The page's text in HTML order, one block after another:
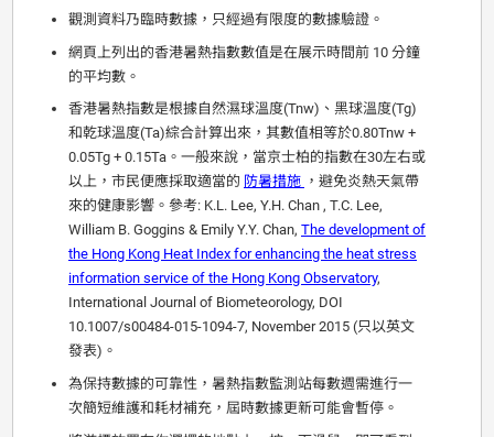
觀測資料乃臨時數據，只經過有限度的數據驗證。
網頁上列出的香港暑熱指數數值是在展示時間前 10 分鐘
的平均數。
香港暑熱指數是根據自然濕球溫度(Tnw)、黑球溫度(Tg)
和乾球溫度(Ta)綜合計算出來，其數值相等於0.80Tnw +
0.05Tg + 0.15Ta。一般來說，當京士柏的指數在30左右或
以上，市民便應採取適當的 防暑措施 ，避免炎熱天氣帶
來的健康影響。參考: K.L. Lee, Y.H. Chan , T.C. Lee,
William B. Goggins & Emily Y.Y. Chan, The development of
the Hong Kong Heat Index for enhancing the heat stress
information service of the Hong Kong Observatory,
International Journal of Biometeorology, DOI
10.1007/s00484-015-1094-7, November 2015 (只以英文
發表)。
為保持數據的可靠性，暑熱指數監測站每數週需進行一
次簡短維護和耗材補充，屆時數據更新可能會暫停。